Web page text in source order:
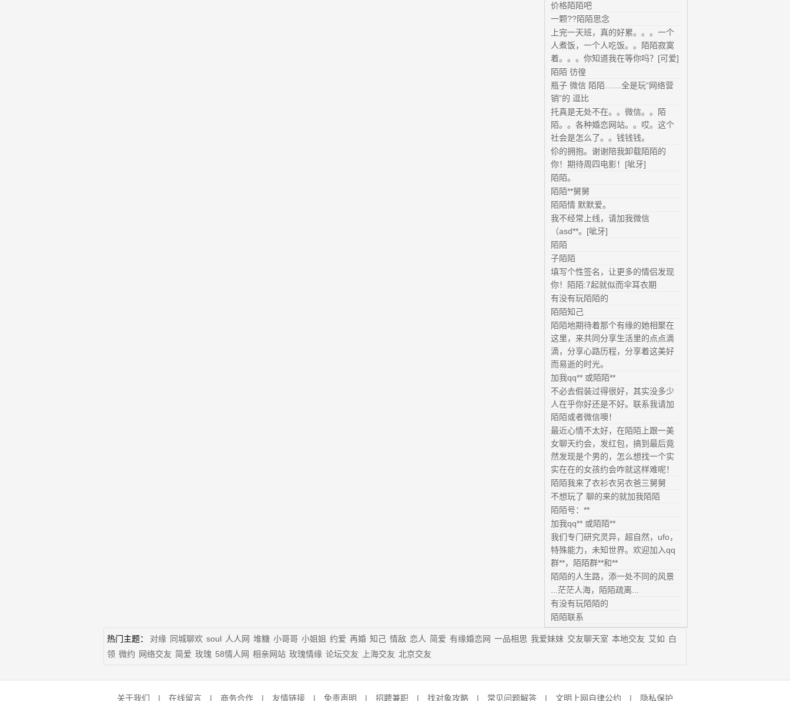
价格陌陌吧
一颗??陌陌思念
上完一天班，真的好累。。。一个
人煮饭，一个人吃饭。。陌陌寂寞
着。。。你知道我在等你吗？[可爱]
陌陌 彷徨
瓶子 微信 陌陌……全是玩“网络营
销”的 逗比
托真是无处不在。。微信。。陌
陌。。各种婚恋网站。。哎。这个
社会是怎么了。。钱钱钱。
伱的拥抱。谢谢陪我卸载陌陌的
你！期待周四电影！[呲牙]
陌陌。
陌陌**舅舅
陌陌情 默默爱。
我不经常上线，请加我微信
（asd**。[呲牙]
陌陌
子陌陌
填写个性签名，让更多的情侣发现
你！陌陌:7起就似而伞耳衣期
有没有玩陌陌的
陌陌知己
陌陌地期待着那个有缘的她相聚在
这里，来共同分享生活里的点点滴
滴，分享心路历程，分享着这美好
而易逝的时光。
加我qq** 或陌陌**
不必去假装过得很好，其实没多少
人在乎你好还是不好。联系我请加
陌陌或者微信噢！
最近心情不太好，在陌陌上跟一美
女聊天约会，发红包，搞到最后竟
然发现是个男的，怎么想找一个实
实在在的女孩约会咋就这样难呢！
陌陌我来了衣衫衣另衣爸三舅舅
不想玩了 聊的来的就加我陌陌
陌陌号：**
加我qq** 或陌陌**
我们专门研究灵异，超自然，ufo，
特殊能力，未知世界。欢迎加入qq
群**，陌陌群**和**
陌陌的人生路，添一处不同的风景
...茫茫人海，陌陌疏离...
有没有玩陌陌的
陌陌联系
热门主题： 对缘 同城聊欢 soul 人人网 堆糖 小哥哥 小姐姐 约爱 再婚 知己 情敌 恋人 简爱 有缘婚恋网 一品相思 我爱妹妹 交友聊天室 本地交友 艾如 白
领 微约 网络交友 简爱 玫瑰 58情人网 相亲网站 玫瑰情缘 论坛交友 上海交友 北京交友
关于我们 | 在线留言 | 商务合作 | 友情链接 | 免责声明 | 招聘兼职 | 找对象攻略 | 常见问题解答 | 文明上网自律公约 | 隐私保护